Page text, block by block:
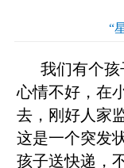
“
我们有个
心情不好，在
去，刚好人家
这是一个突发
孩子送快递，